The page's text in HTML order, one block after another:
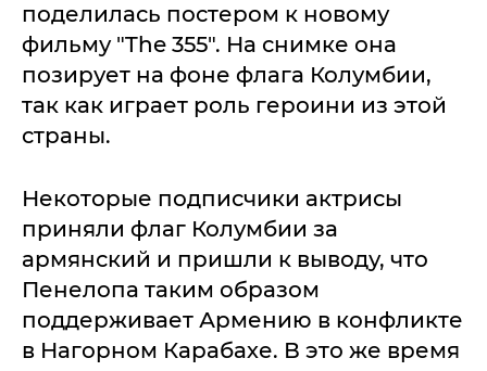
поделилась постером к новому
фильму "The 355". На снимке она
позирует на фоне флага Колумбии,
так как играет роль героини из этой
страны.
Некоторые подписчики актрисы
приняли флаг Колумбии за
армянский и пришли к выводу, что
Пенелопа таким образом
поддерживает Армению в конфликте
в Нагорном Карабахе. В это же время